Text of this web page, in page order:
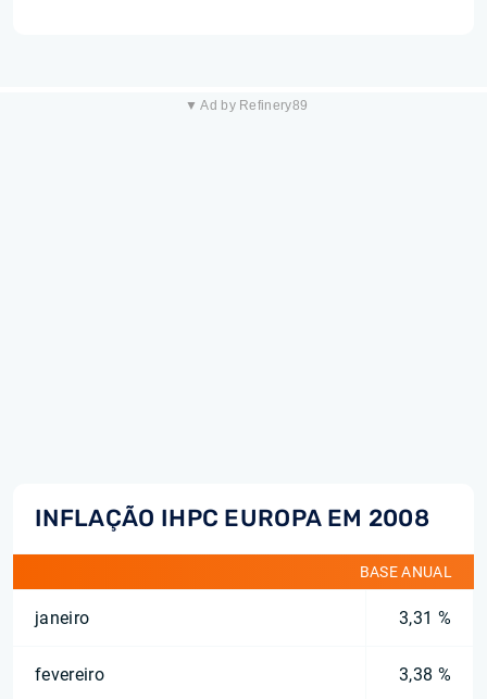
▼ Ad by Refinery89
INFLAÇÃO IHPC EUROPA EM 2008
BASE ANUAL
janeiro 3,31 %
fevereiro 3,38 %